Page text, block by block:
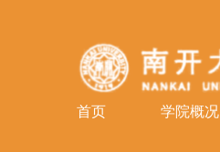
首页 学院概况